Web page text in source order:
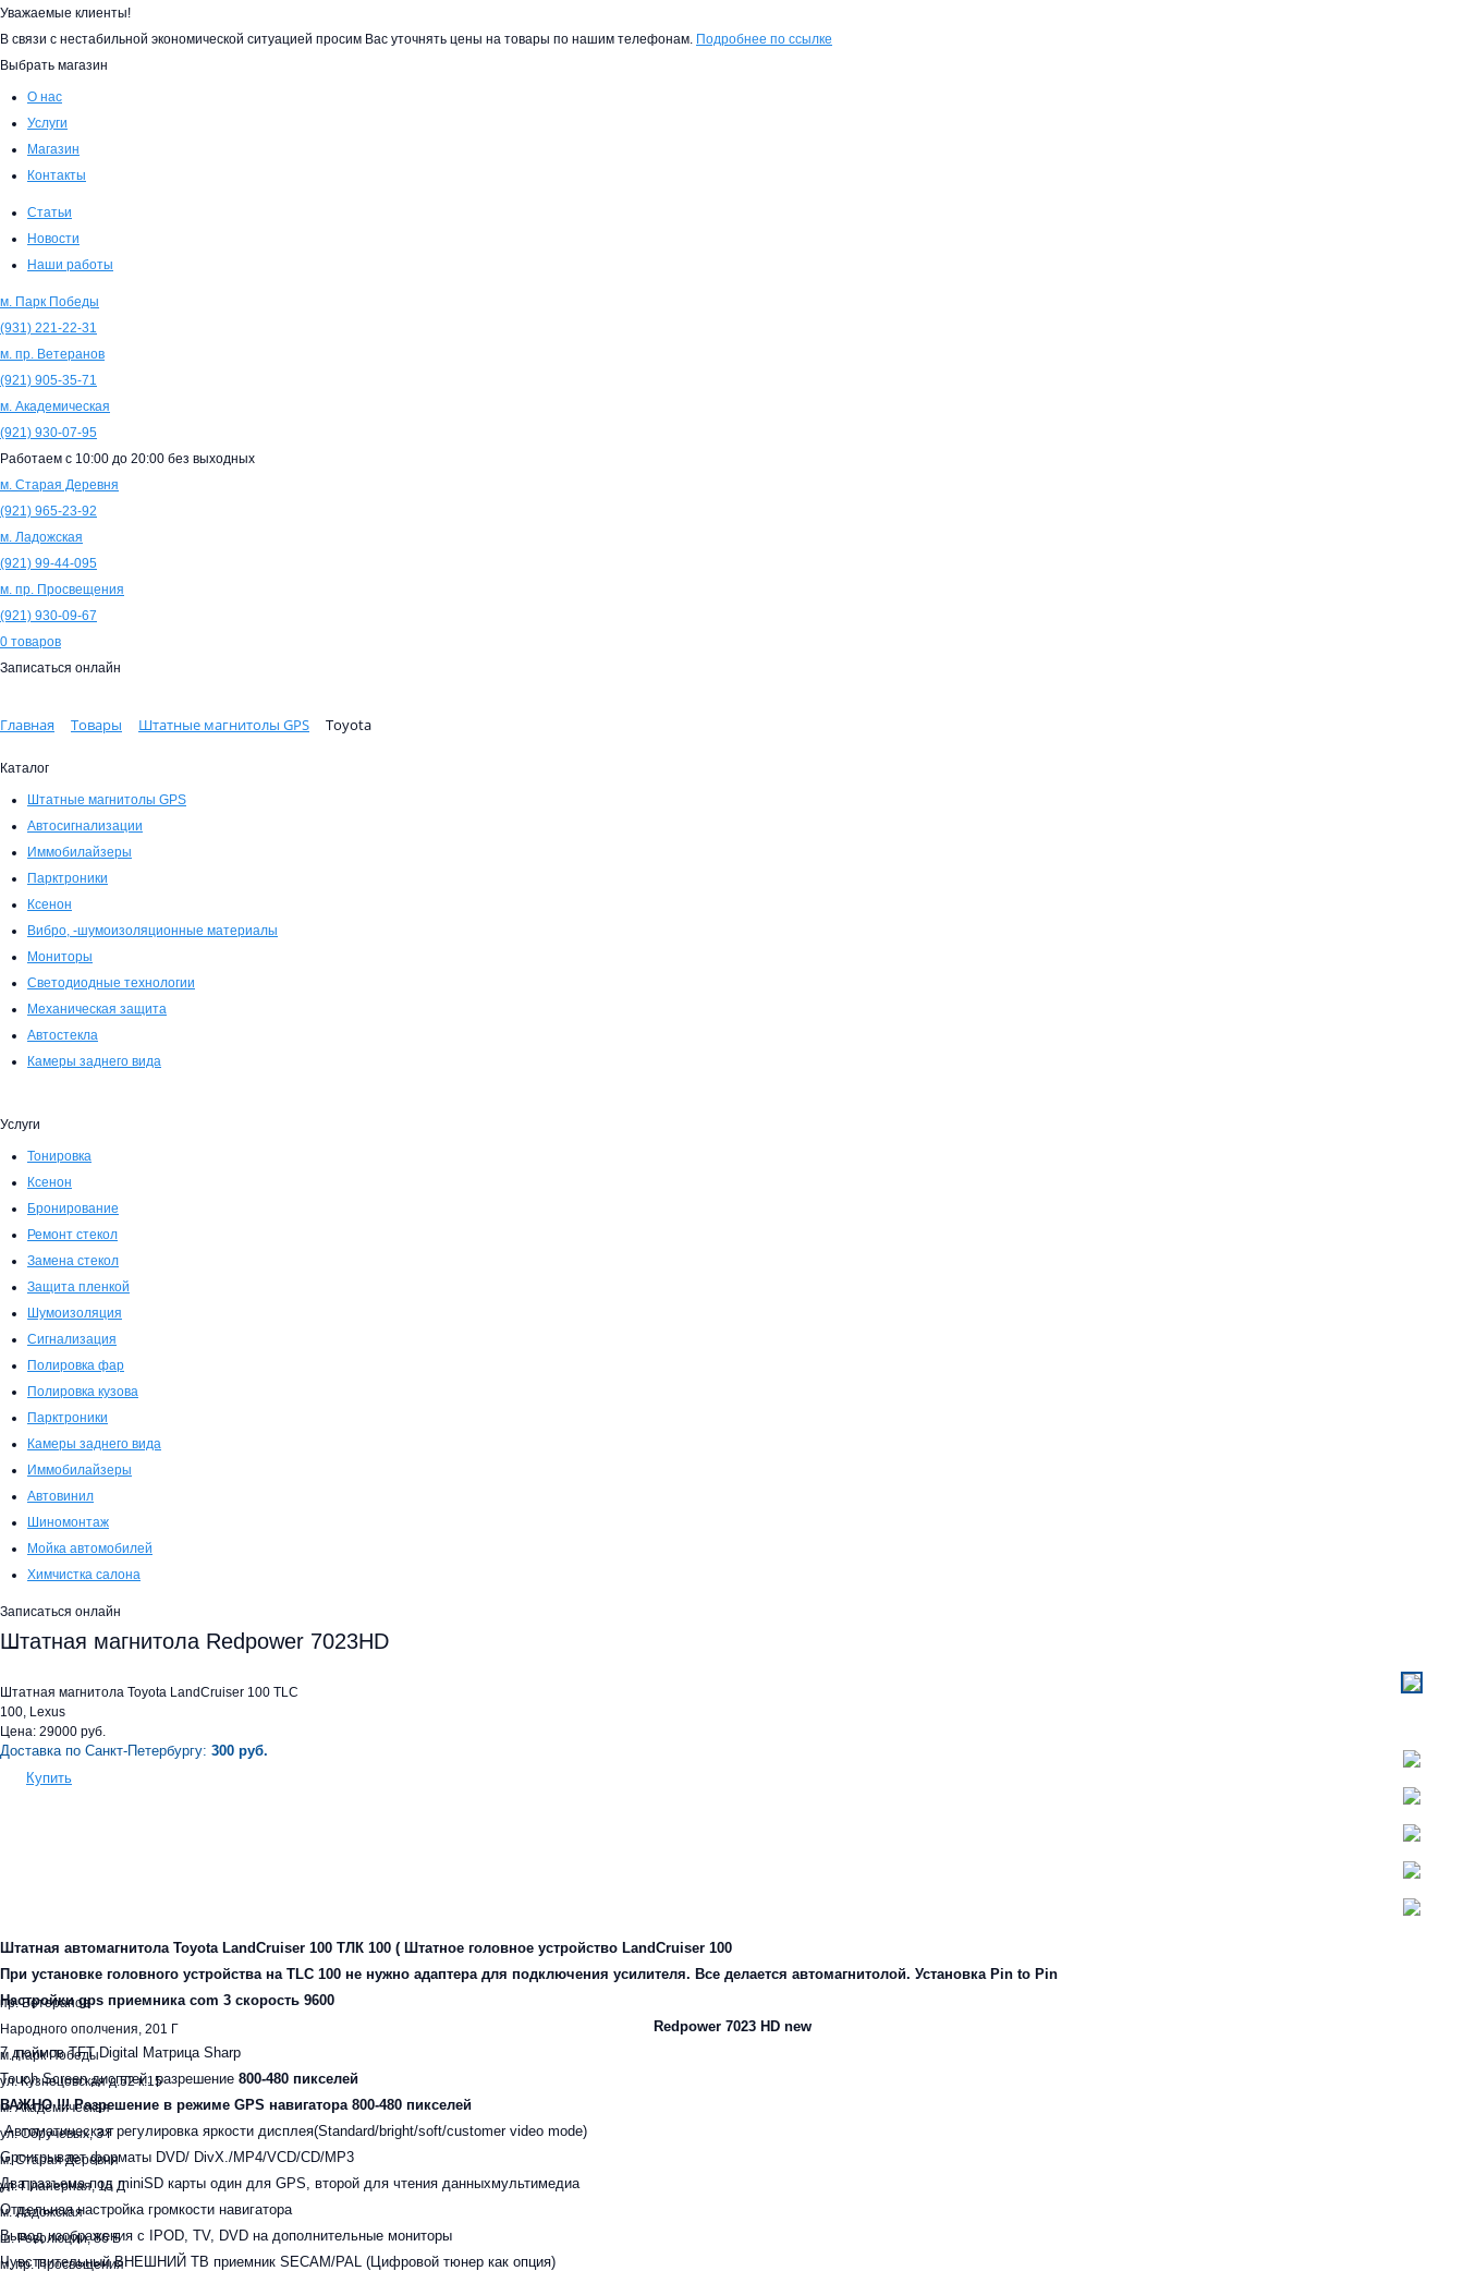
Уважаемые клиенты!
В связи с нестабильной экономической ситуацией просим Вас уточнять цены на товары по нашим телефонам. Подробнее по ссылке
Выбрать магазин
О нас
Услуги
Магазин
Контакты
Статьи
Новости
Наши работы
м. Парк Победы
(931) 221-22-31
м. пр. Ветеранов
(921) 905-35-71
м. Академическая
(921) 930-07-95
Работаем с 10:00 до 20:00 без выходных
м. Старая Деревня
(921) 965-23-92
м. Ладожская
(921) 99-44-095
м. пр. Просвещения
(921) 930-09-67
0 товаров
Записаться онлайн
Главная Товары Штатные магнитолы GPS Toyota
Каталог
Штатные магнитолы GPS
Автосигнализации
Иммобилайзеры
Парктроники
Ксенон
Вибро, -шумоизоляционные материалы
Мониторы
Светодиодные технологии
Механическая защита
Автостекла
Камеры заднего вида
Услуги
Тонировка
Ксенон
Бронирование
Ремонт стекол
Замена стекол
Защита пленкой
Шумоизоляция
Сигнализация
Полировка фар
Полировка кузова
Парктроники
Камеры заднего вида
Иммобилайзеры
Автовинил
Шиномонтаж
Мойка автомобилей
Химчистка салона
Записаться онлайн
Штатная магнитола Redpower 7023HD
Штатная магнитола Toyota LandCruiser 100 TLC
100, Lexus
Цена: 29000 руб.
Доставка по Санкт-Петербургу: 300 руб.
Купить
Штатная автомагнитола Toyota LandCruiser 100 ТЛК 100 ( Штатное головное устройство LandCruiser 100
При установке головного устройства на TLC 100 не нужно адаптера для подключения усилителя. Все делается автомагнитолой. Установка Pin to Pin
Настройки gps приемника com 3 скорость 9600
Redpower 7023 HD new
7 дюймов TFT Digital Матрица Sharp
Touch Screen дисплей. разрешение 800-480 пикселей
ВАЖНО !!! Разрешение в режиме GPS навигатора 800-480 пикселей
Автоматическая регулировка яркости дисплея(Standard/bright/soft/customer video mode)
Gроигрывает форматы DVD/ DivX./MP4/VCD/CD/MP3
Два разъема под miniSD карты один для GPS, второй для чтения данныхмультимедиа
Отдельная настройка громкости навигатора
Вывод изображения с IPOD, TV, DVD на дополнительные мониторы
Чувствительный ВНЕШНИЙ ТВ приемник SECAM/PAL (Цифровой тюнер как опция)
пр. Ветеранов
Народного ополчения, 201 Г
м. Парк Победы
ул. Кузнецовская д.52 к.15
м. Академическая
ул. Обручевых, 3 Г
м. Старая Деревня
ул. Планерная, 15 Д
м. Ладожская
ш. Революции, 86 Б
м. пр. Просвещения